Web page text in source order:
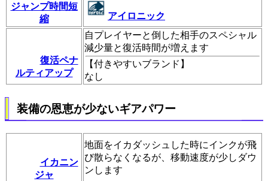
ジャンプ時間短
縮
アイロニック
復活ペナ
ルティアップ
自プレイヤーと倒した相手のスペシャル
減少量と復活時間が増えます
【付きやすいブランド 】
なし
装備の恩恵が少ないギアパワー
イカニン
ジャ
地面をイカダッシュした時にインクが飛
び散らなくなるが、移動速度が少しダウ
ンします